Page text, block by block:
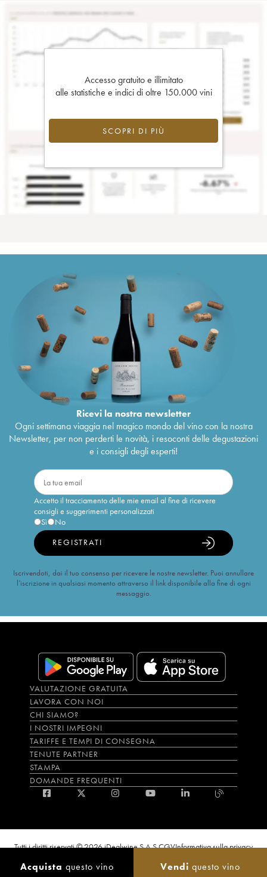
Acquista questo vino Vendi questo vino
Accesso gratuito e illimitato
alle statistiche e indici di oltre 150.000 vini
SCOPRI DI PIÙ
Ricevi la nostra newsletter
Ogni settimana viaggia nel magico mondo del vino con la nostra
Newsletter, per non perderti le novità, i resoconti delle degustazioni
e i consigli degli esperti!
Accetto il tracciamento delle mie email al fine di ricevere
consigli e suggerimenti personalizzati
Sì
No
REGISTRATI
Iscrivendoti, dai il tuo consenso per ricevere le nostre newsletter. Puoi annullare
l’iscrizione in qualsiasi momento attraverso il link disponibile alla fine di ogni
messaggio.
VALUTAZIONE GRATUITA
LAVORA CON NOI
CHI SIAMO?
I NOSTRI IMPEGNI
TARIFFE E TEMPI DI CONSEGNA
TENUTE PARTNER
STAMPA
DOMANDE FREQUENTI
Tutti i diritti riservati © 2026 iDealwine S.A.S.CGVInformativa sulla privacy
sito e dei servizi annessi è riservato solo agli utenti maggiorenni.